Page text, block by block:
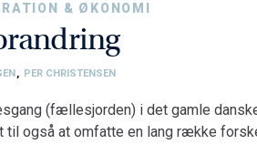
& ØKONOMI
, PER CHRISTENSEN
(fællesjorden) i det gamle
også at omfatte en lang række
el-system men også de mere